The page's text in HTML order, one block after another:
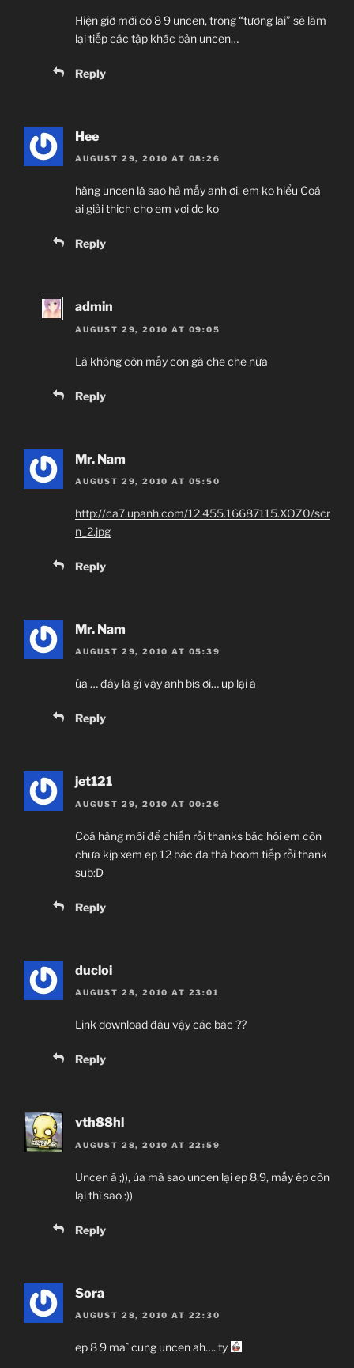
Hiện giờ mới có 8 9 uncen, trong “tương lai” sẽ làm
lại tiếp các tập khác bản uncen…
Reply
Hee
AUGUST 29, 2010 AT 08:26
hàng uncen là sao hả mấy anh ơi. em ko hiểu Coá
ai giải thich cho em vơi dc ko
Reply
admin
AUGUST 29, 2010 AT 09:05
Là không còn mấy con gà che che nữa
Reply
Mr. Nam
AUGUST 29, 2010 AT 05:50
http://ca7.upanh.com/12.455.16687115.XOZ0/scr
n_2.jpg
Reply
Mr. Nam
AUGUST 29, 2010 AT 05:39
ủa … đây là gì vậy anh bis ơi… up lại à
Reply
jet121
AUGUST 29, 2010 AT 00:26
Coá hàng mới để chiến rồi thanks bác hói em còn
chưa kịp xem ep 12 bác đã thả boom tiếp rồi thank
sub:D
Reply
ducloi
AUGUST 28, 2010 AT 23:01
Link download đâu vậy các bác ??
Reply
vth88hl
AUGUST 28, 2010 AT 22:59
Uncen à ;)), ủa mà sao uncen lại ep 8,9, mấy ép còn
lại thì sao :))
Reply
Sora
AUGUST 28, 2010 AT 22:30
ep 8 9 ma` cung uncen ah…. ty